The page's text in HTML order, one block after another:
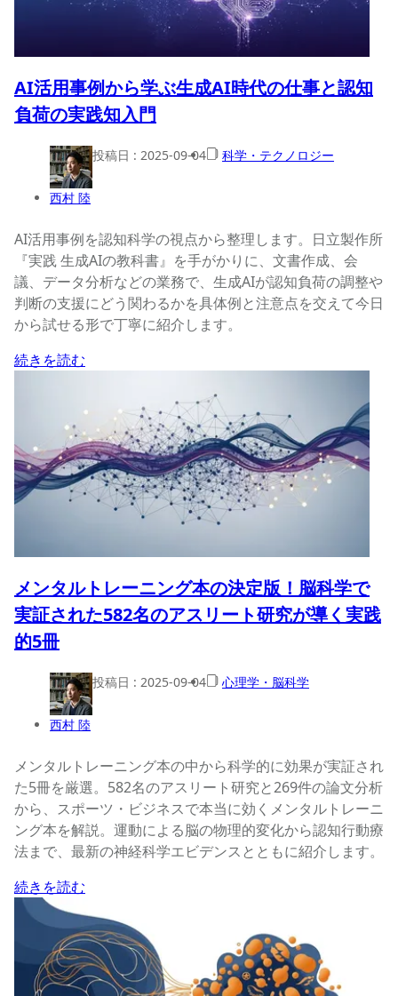
AI活用事例から学ぶ生成AI時代の仕事と認知
負荷の実践知入門
西村 陸
投稿日 : 2025-09-04 科学・テクノロジー
AI活用事例を認知科学の視点から整理します。日立製作所
『実践 生成AIの教科書』を手がかりに、文書作成、会
議、データ分析などの業務で、生成AIが認知負荷の調整や
判断の支援にどう関わるかを具体例と注意点を交えて今日
から試せる形で丁寧に紹介します。
続きを読む
メンタルトレーニング本の決定版！脳科学で
実証された582名のアスリート研究が導く実践
的5冊
西村 陸
投稿日 : 2025-09-04 心理学・脳科学
メンタルトレーニング本の中から科学的に効果が実証され
た5冊を厳選。582名のアスリート研究と269件の論文分析
から、スポーツ・ビジネスで本当に効くメンタルトレーニ
ング本を解説。運動による脳の物理的変化から認知行動療
法まで、最新の神経科学エビデンスとともに紹介します。
続きを読む